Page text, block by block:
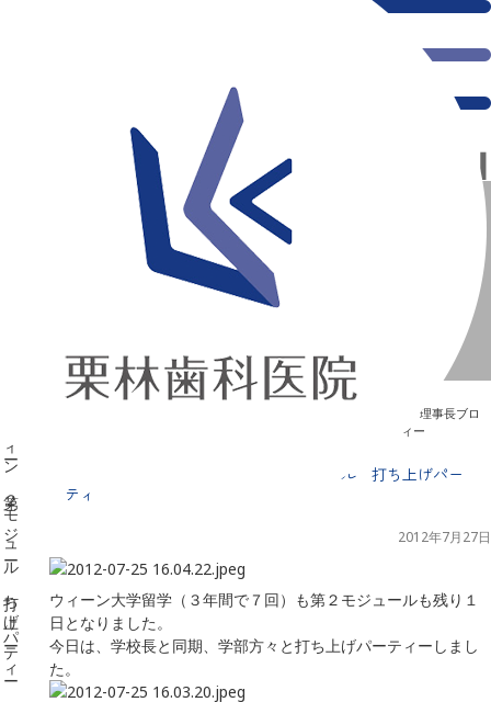
千葉県の新浦安にある歯医者｜オーストリア・ウィーン 第２モジュール 打ち上げパーティー
オーストリア・ウィーン 第２モジュール 打ち上げパー
理事長ブロ
オーストリア・ウィーン 第２モジュール 打ち上げパーティー
オーストリア・ウィーン 第２モジュール 打ち上げパー
ティー
2012年7月27日
ウィーン大学留学（３年間で７回）も第２モジュールも残り１
日となりました。
今日は、学校長と同期、学部方々と打ち上げパーティーしまし
た。